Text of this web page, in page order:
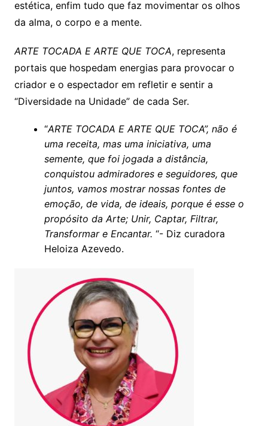
estética, enfim tudo que faz movimentar os olhos
da alma, o corpo e a mente.
ARTE TOCADA E ARTE QUE TOCA, representa
portais que hospedam energias para provocar o
criador e o espectador em refletir e sentir a
“Diversidade na Unidade” de cada Ser.
“ARTE TOCADA E ARTE QUE TOCA”, não é
uma receita, mas uma iniciativa, uma
semente, que foi jogada a distância,
conquistou admiradores e seguidores, que
juntos, vamos mostrar nossas fontes de
emoção, de vida, de ideais, porque é esse o
propósito da Arte; Unir, Captar, Filtrar,
Transformar e Encantar. “- Diz curadora
Heloiza Azevedo.